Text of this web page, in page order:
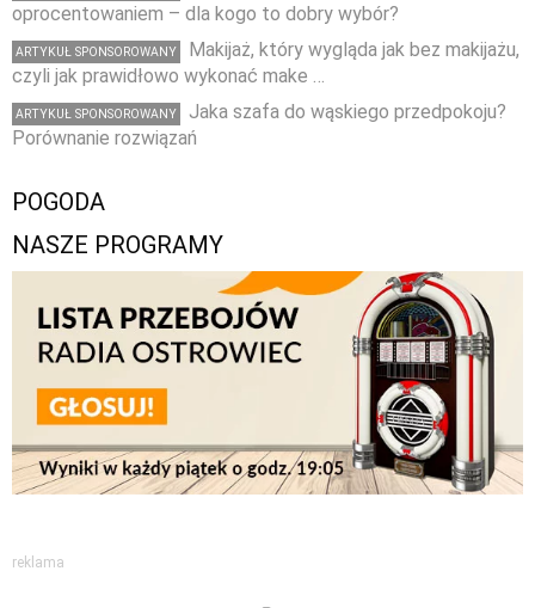
oprocentowaniem – dla kogo to dobry wybór?
ARTYKUŁ SPONSOROWANY
Makijaż, który wygląda jak bez makijażu,
czyli jak prawidłowo wykonać make …
ARTYKUŁ SPONSOROWANY
Jaka szafa do wąskiego przedpokoju?
Porównanie rozwiązań
POGODA
NASZE PROGRAMY
reklama